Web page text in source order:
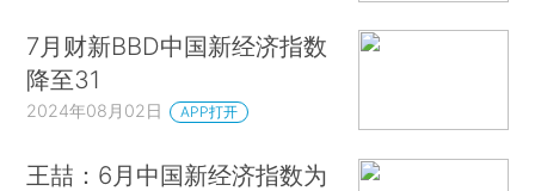
7月财新BBD中国新经济指数
降至31
2024年08月02日 APP打开
王喆：6月中国新经济指数为